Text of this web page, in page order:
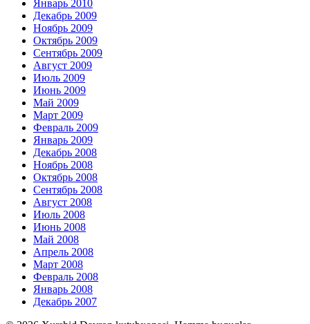
Январь 2010
Декабрь 2009
Ноябрь 2009
Октябрь 2009
Сентябрь 2009
Август 2009
Июль 2009
Июнь 2009
Май 2009
Март 2009
Февраль 2009
Январь 2009
Декабрь 2008
Ноябрь 2008
Октябрь 2008
Сентябрь 2008
Август 2008
Июль 2008
Июнь 2008
Май 2008
Апрель 2008
Март 2008
Февраль 2008
Январь 2008
Декабрь 2007